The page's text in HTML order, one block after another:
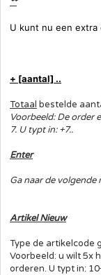
U kunt nu een extra
+ [aantal] ..
Totaal bestelde
Voorbeeld: De order
7. U typt in: +7..
Enter
Ga naar de volgende
Artikel Nieuw
Type de artikelcode
Voorbeeld: u wilt 5x
orderen. U typt in: